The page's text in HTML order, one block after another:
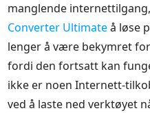
manglende
Converter Ultimateå løse
lenger å være bekymret
fordi den fortsatt kan
ikke er noen Internett-
ved å laste ned verktøyet